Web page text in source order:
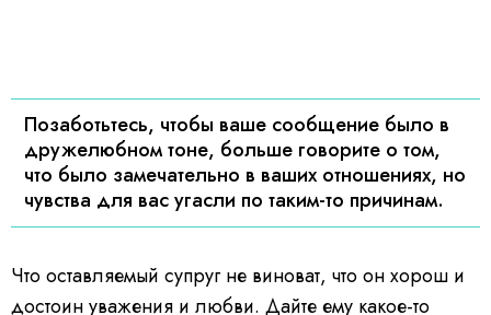
Позаботьтесь, чтобы ваше сообщение было в
дружелюбном тоне, больше говорите о том,
что было замечательно в ваших отношениях, но
чувства для вас угасли по таким-то причинам.
Что оставляемый супруг не виноват, что он хорош и
достоин уважения и любви. Дайте ему какое-то